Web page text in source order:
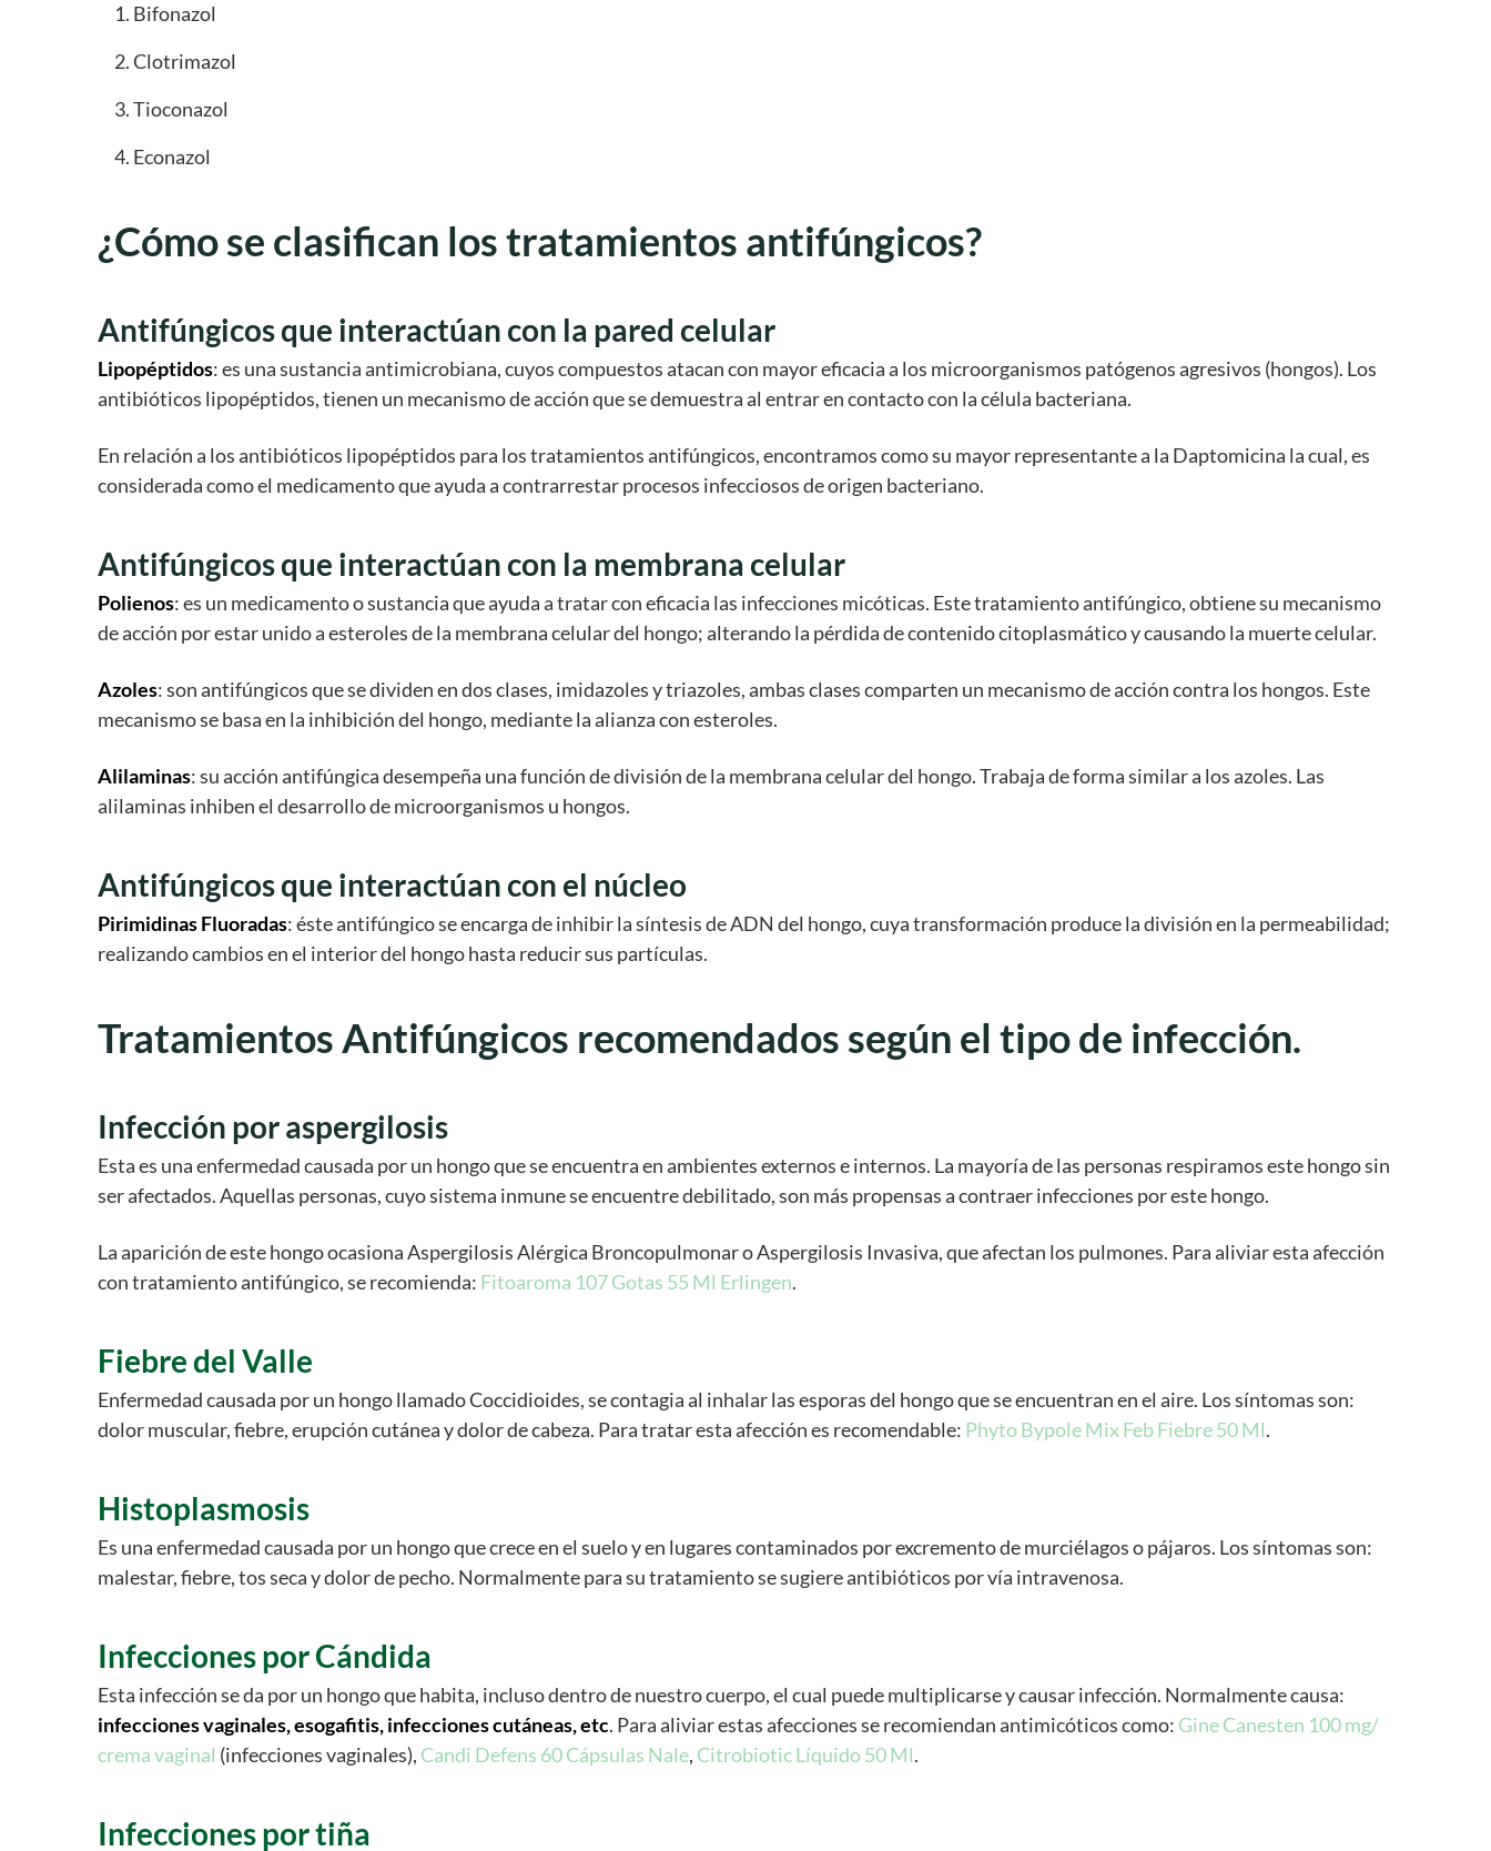
Bifonazol
Clotrimazol
Tioconazol
Econazol
¿Cómo se clasifican los tratamientos antifúngicos?
Antifúngicos que interactúan con la pared celular
Lipopéptidos: es una sustancia antimicrobiana, cuyos compuestos atacan con mayor eficacia a los microorganismos patógenos agresivos (hongos). Los
antibióticos lipopéptidos, tienen un mecanismo de acción que se demuestra al entrar en contacto con la célula bacteriana.
En relación a los antibióticos lipopéptidos para los tratamientos antifúngicos, encontramos como su mayor representante a la Daptomicina la cual, es
considerada como el medicamento que ayuda a contrarrestar procesos infecciosos de origen bacteriano.
Antifúngicos que interactúan con la membrana celular
Polienos: es un medicamento o sustancia que ayuda a tratar con eficacia las infecciones micóticas. Este tratamiento antifúngico, obtiene su mecanismo
de acción por estar unido a esteroles de la membrana celular del hongo; alterando la pérdida de contenido citoplasmático y causando la muerte celular.
Azoles: son antifúngicos que se dividen en dos clases, imidazoles y triazoles, ambas clases comparten un mecanismo de acción contra los hongos. Este
mecanismo se basa en la inhibición del hongo, mediante la alianza con esteroles.
Alilaminas: su acción antifúngica desempeña una función de división de la membrana celular del hongo. Trabaja de forma similar a los azoles. Las
alilaminas inhiben el desarrollo de microorganismos u hongos.
Antifúngicos que interactúan con el núcleo
Pirimidinas Fluoradas: éste antifúngico se encarga de inhibir la síntesis de ADN del hongo, cuya transformación produce la división en la permeabilidad;
realizando cambios en el interior del hongo hasta reducir sus partículas.
Tratamientos Antifúngicos recomendados según el tipo de infección.
Infección por aspergilosis
Esta es una enfermedad causada por un hongo que se encuentra en ambientes externos e internos. La mayoría de las personas respiramos este hongo sin
ser afectados. Aquellas personas, cuyo sistema inmune se encuentre debilitado, son más propensas a contraer infecciones por este hongo.
La aparición de este hongo ocasiona Aspergilosis Alérgica Broncopulmonar o Aspergilosis Invasiva, que afectan los pulmones. Para aliviar esta afección
con tratamiento antifúngico, se recomienda: Fitoaroma 107 Gotas 55 Ml Erlingen.
Fiebre del Valle
Enfermedad causada por un hongo llamado Coccidioides, se contagia al inhalar las esporas del hongo que se encuentran en el aire. Los síntomas son:
dolor muscular, fiebre, erupción cutánea y dolor de cabeza. Para tratar esta afección es recomendable: Phyto Bypole Mix Feb Fiebre 50 Ml.
Histoplasmosis
Es una enfermedad causada por un hongo que crece en el suelo y en lugares contaminados por excremento de murciélagos o pájaros. Los síntomas son:
malestar, fiebre, tos seca y dolor de pecho. Normalmente para su tratamiento se sugiere antibióticos por vía intravenosa.
Infecciones por Cándida
Esta infección se da por un hongo que habita, incluso dentro de nuestro cuerpo, el cual puede multiplicarse y causar infección. Normalmente causa:
infecciones vaginales, esogafitis, infecciones cutáneas, etc. Para aliviar estas afecciones se recomiendan antimicóticos como: Gine Canesten 100 mg/
crema vaginal (infecciones vaginales), Candi Defens 60 Cápsulas Nale, Citrobiotic Líquido 50 Ml.
Infecciones por tiña